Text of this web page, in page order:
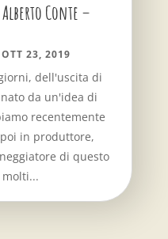
Conte –
OTT 23, 2019
dell'uscita di
da un'idea di
recentemente
in produttore,
di questo